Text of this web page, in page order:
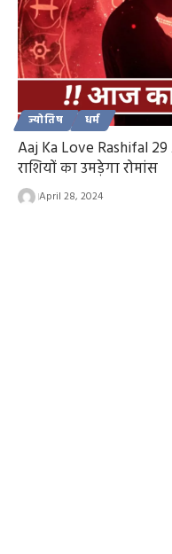
ज्योतिष धर्म
Aaj Ka Love Rashifal
राशियों का उमड़ेगा रोमांस
April 28, 2024